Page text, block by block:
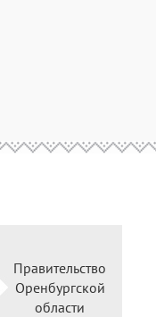
Правительство
Оренбургской
области